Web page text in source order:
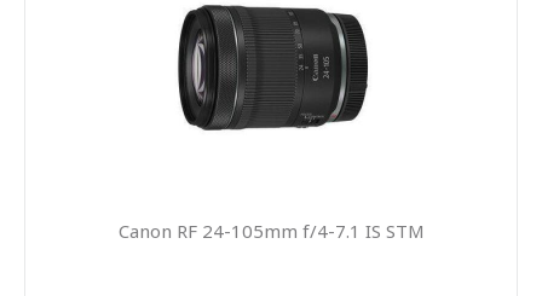
Canon RF 24-105mm f/4-7.1 IS STM